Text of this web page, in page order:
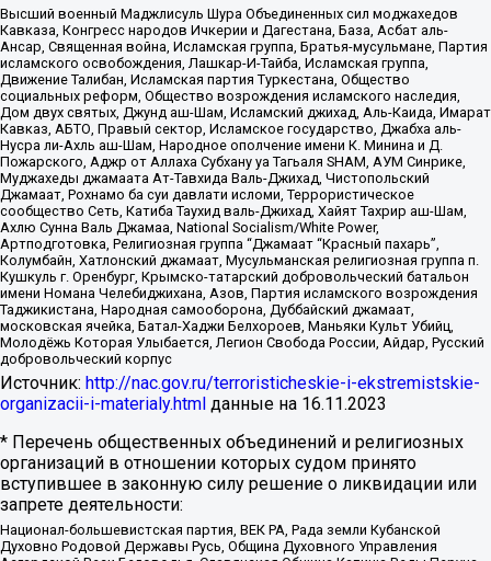
Высший военный Маджлисуль Шура Объединенных сил моджахедов
Кавказа, Конгресс народов Ичкерии и Дагестана, База, Асбат аль-
Ансар, Священная война, Исламская группа, Братья-мусульмане, Партия
исламского освобождения, Лашкар-И-Тайба, Исламская группа,
Движение Талибан, Исламская партия Туркестана, Общество
социальных реформ, Общество возрождения исламского наследия,
Дом двух святых, Джунд аш-Шам, Исламский джихад, Аль-Каида, Имарат
Кавказ, АБТО, Правый сектор, Исламское государство, Джабха аль-
Нусра ли-Ахль аш-Шам, Народное ополчение имени К. Минина и Д.
Пожарского, Аджр от Аллаха Субхану уа Тагьаля SHAM, АУМ Синрике,
Муджахеды джамаата Ат-Тавхида Валь-Джихад, Чистопольский
Джамаат, Рохнамо ба суи давлати исломи, Террористическое
сообщество Сеть, Катиба Таухид валь-Джихад, Хайят Тахрир аш-Шам,
Ахлю Сунна Валь Джамаа, National Socialism/White Power,
Артподготовка, Религиозная группа “Джамаат “Красный пахарь”,
Колумбайн, Хатлонский джамаат, Мусульманская религиозная группа п.
Кушкуль г. Оренбург, Крымско-татарский добровольческий батальон
имени Номана Челебиджихана, Азов, Партия исламского возрождения
Таджикистана, Народная самооборона, Дуббайский джамаат,
московская ячейка, Батал-Хаджи Белхороев, Маньяки Культ Убийц,
Молодёжь Которая Улыбается, Легион Свобода России, Айдар, Русский
добровольческий корпус
Источник: http://nac.gov.ru/terroristicheskie-i-ekstremistskie-
organizacii-i-materialy.html данные на 16.11.2023
* Перечень общественных объединений и религиозных
организаций в отношении которых судом принято
вступившее в законную силу решение о ликвидации или
запрете деятельности:
Национал-большевистская партия, ВЕК РА, Рада земли Кубанской
Духовно Родовой Державы Русь, Община Духовного Управления